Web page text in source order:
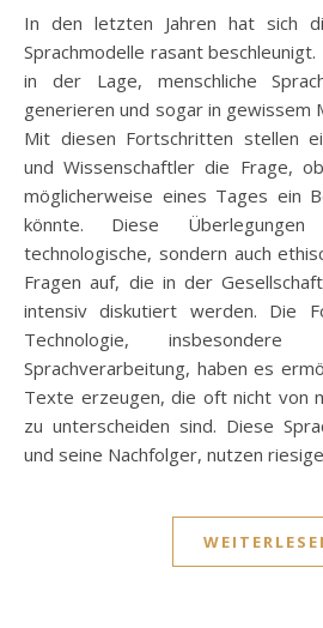
In den letzten Jahren hat sich die Entwicklung großer
Sprachmodelle rasant
in der Lage, menschliche
generieren und sogar in gewissem
Mit diesen Fortschritten stellen
und Wissenschaftler die Frage,
möglicherweise eines Tages ein
könnte. Diese
technologische, sondern auch
Fragen auf, die in der
intensiv diskutiert werden. Die
Technologie,
Sprachverarbeitung, haben es
Texte erzeugen, die oft nicht von
zu unterscheiden sind. Diese
und seine Nachfolger, nutzen